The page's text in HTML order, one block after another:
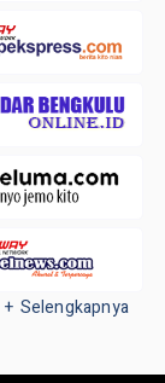
+ Selengkapnya